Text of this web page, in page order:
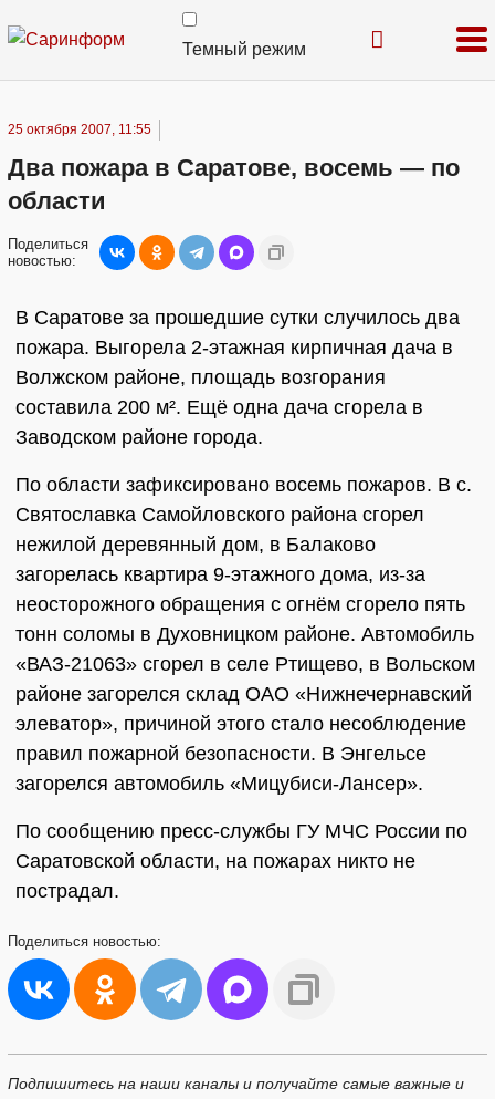
Темный режим
25 октября 2007, 11:55
Два пожара в Саратове, восемь — по
области
Поделиться
новостью:
В Саратове за прошедшие сутки случилось два
пожара. Выгорела 2-этажная кирпичная дача в
Волжском районе, площадь возгорания
составила 200 м². Ещё одна дача сгорела в
Заводском районе города.
По области зафиксировано восемь пожаров. В с.
Святославка Самойловского района сгорел
нежилой деревянный дом, в Балаково
загорелась квартира 9-этажного дома, из-за
неосторожного обращения с огнём сгорело пять
тонн соломы в Духовницком районе. Автомобиль
«ВАЗ-21063» сгорел в селе Ртищево, в Вольском
районе загорелся склад ОАО «Нижнечернавский
элеватор», причиной этого стало несоблюдение
правил пожарной безопасности. В Энгельсе
загорелся автомобиль «Мицубиси-Лансер».
По сообщению пресс-службы ГУ МЧС России по
Саратовской области, на пожарах никто не
пострадал.
Поделиться новостью:
Подпишитесь на наши каналы и получайте самые важные и